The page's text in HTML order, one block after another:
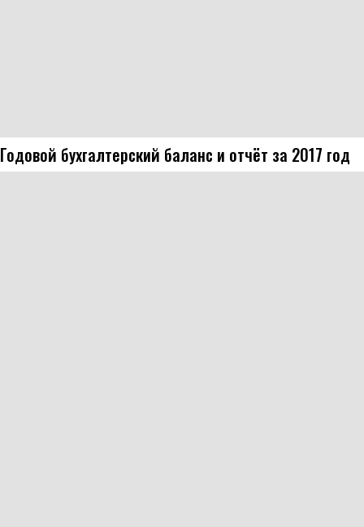
Годовой бухгалтерский баланс и отчёт за 2017 год